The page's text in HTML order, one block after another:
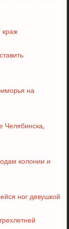
на
Челябинска,
колонии и
ног девушкой